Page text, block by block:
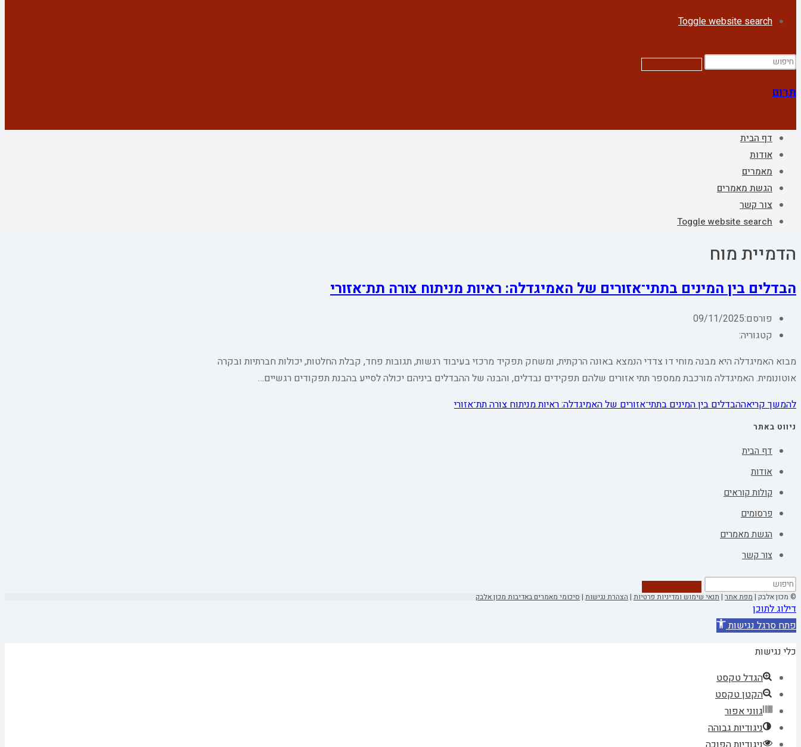
Toggle website search
תרום
דף הבית
אודות
מאמרים
הגשת מאמרים
צור קשר
Toggle website search
הדמיית מוח
הבדלים בין המינים בתתי־אזורים של האמיגדלה: ראיות מניתוח צורה תת־אזורי
פורסם:09/11/2025
קטגוריה:
מבוא האמיגדלה היא מבנה מוחי דו צדדי הנמצא באונה הרקתית, ומשחק תפקיד מרכזי בעיבוד רגשות, תגובות פחד, קבלת החלטות, יכולות חברתיות ובקרה
אוטונומית. האמיגדלה מורכבת ממספר תתי אזורים שלהם תפקידים נבדלים, והבנה של ההבדלים ביניהם יכולה לסייע בהבנת תפקודים רגשיים…
להמשך קריאההבדלים בין המינים בתתי־אזורים של האמיגדלה: ראיות מניתוח צורה תת־אזורי
ניווט באתר
דף הבית
אודות
קולות קוראים
פרסומים
הגשת מאמרים
צור קשר
© מכון אלבק | מפת אתר | תנאי שימוש ומדיניות פרטיות | הצהרת נגישות | סיכומי מאמרים באדיבות מכון אלבק
דילוג לתוכן
פתח סרגל נגישות
כלי נגישות
הגדל טקסט
הקטן טקסט
גווני אפור
ניגודיות גבוהה